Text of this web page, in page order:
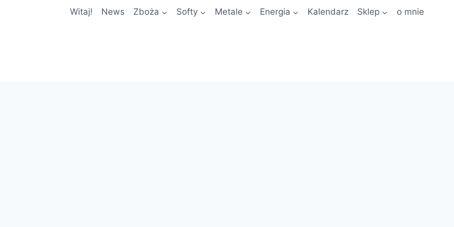
Witaj! News Zboża Softy Metale Energia Kalendarz Sklep o mnie